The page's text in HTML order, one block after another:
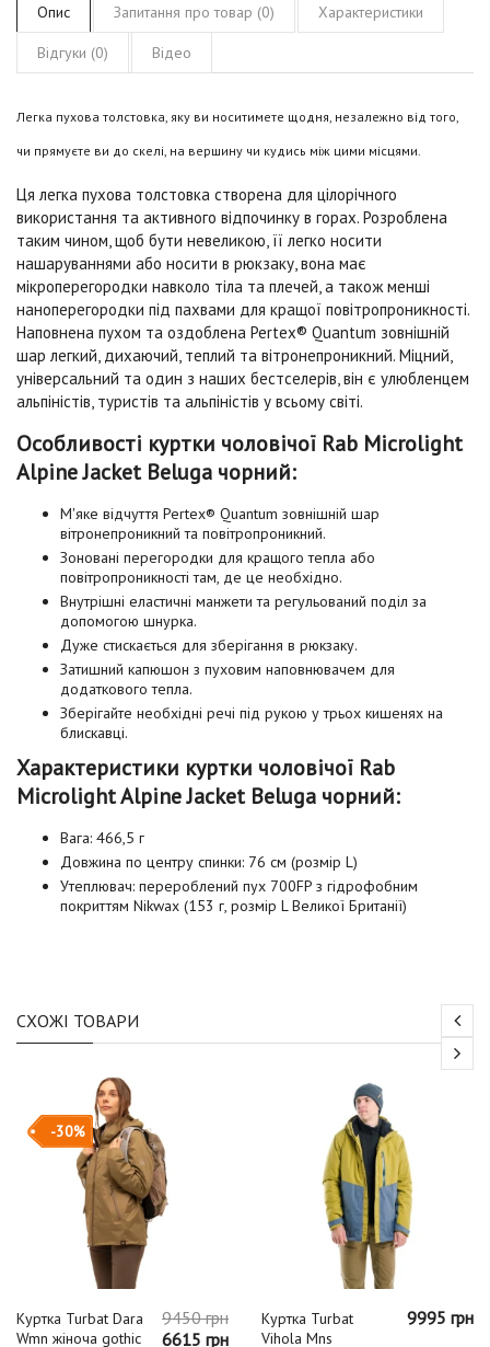
Опис Запитання про товар (0) Характеристики
Відгуки (0) Відео
Легка пухова толстовка, яку ви носитимете щодня, незалежно від того,
чи прямуєте ви до скелі, на вершину чи кудись між цими місцями.
Ця легка пухова толстовка створена для цілорічного
використання та активного відпочинку в горах. Розроблена
таким чином, щоб бути невеликою, її легко носити
нашаруваннями або носити в рюкзаку, вона має
мікроперегородки навколо тіла та плечей, а також менші
наноперегородки під пахвами для кращої повітропроникності.
Наповнена пухом та оздоблена Pertex® Quantum зовнішній
шар легкий, дихаючий, теплий та вітронепроникний. Міцний,
універсальний та один з наших бестселерів, він є улюбленцем
альпіністів, туристів та альпіністів у всьому світі.
Особливості куртки чоловічої Rab Microlight
Alpine Jacket Beluga чорний:
М'яке відчуття Pertex® Quantum зовнішній шар
вітронепроникний та повітропроникний.
Зоновані перегородки для кращого тепла або
повітропроникності там, де це необхідно.
Внутрішні еластичні манжети та регульований поділ за
допомогою шнурка.
Дуже стискається для зберігання в рюкзаку.
Затишний капюшон з пуховим наповнювачем для
додаткового тепла.
Зберігайте необхідні речі під рукою у трьох кишенях на
блискавці.
Характеристики куртки чоловічої Rab
Microlight Alpine Jacket Beluga чорний:
Вага: 466,5 г
Довжина по центру спинки: 76 см (розмір L)
Утеплювач: перероблений пух 700FP з гідрофобним
покриттям Nikwax (153 г, розмір L Великої Британії)
СХОЖІ ТОВАРИ
-30%
Куртка Turbat Dara
Wmn жіноча gothic
9450 грн
6615 грн
Куртка Turbat
Vihola Mns
9995 грн